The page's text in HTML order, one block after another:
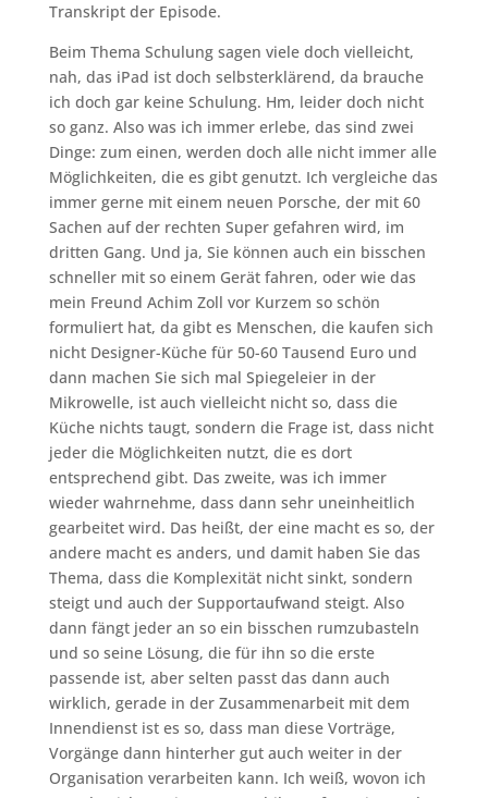
Transkript der Episode.
Beim Thema Schulung sagen viele doch vielleicht,
nah, das iPad ist doch selbsterklärend, da brauche
ich doch gar keine Schulung. Hm, leider doch nicht
so ganz. Also was ich immer erlebe, das sind zwei
Dinge: zum einen, werden doch alle nicht immer alle
Möglichkeiten, die es gibt genutzt. Ich vergleiche das
immer gerne mit einem neuen Porsche, der mit 60
Sachen auf der rechten Super gefahren wird, im
dritten Gang. Und ja, Sie können auch ein bisschen
schneller mit so einem Gerät fahren, oder wie das
mein Freund Achim Zoll vor Kurzem so schön
formuliert hat, da gibt es Menschen, die kaufen sich
nicht Designer-Küche für 50-60 Tausend Euro und
dann machen Sie sich mal Spiegeleier in der
Mikrowelle, ist auch vielleicht nicht so, dass die
Küche nichts taugt, sondern die Frage ist, dass nicht
jeder die Möglichkeiten nutzt, die es dort
entsprechend gibt. Das zweite, was ich immer
wieder wahrnehme, dass dann sehr uneinheitlich
gearbeitet wird. Das heißt, der eine macht es so, der
andere macht es anders, und damit haben Sie das
Thema, dass die Komplexität nicht sinkt, sondern
steigt und auch der Supportaufwand steigt. Also
dann fängt jeder an so ein bisschen rumzubasteln
und so seine Lösung, die für ihn so die erste
passende ist, aber selten passt das dann auch
wirklich, gerade in der Zusammenarbeit mit dem
Innendienst ist es so, dass man diese Vorträge,
Vorgänge dann hinterher gut auch weiter in der
Organisation verarbeiten kann. Ich weiß, wovon ich